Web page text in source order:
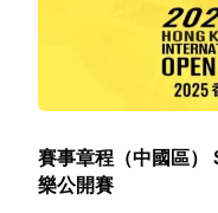
賽事章程（中國區
樂公開賽